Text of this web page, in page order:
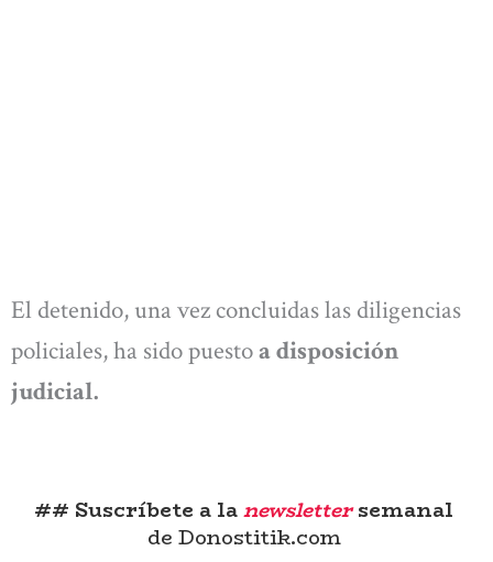
El detenido, una vez concluidas las diligencias
policiales, ha sido puestoa disposición
judicial.
## Suscríbete a lanewslettersemanal
de Donostitik.com